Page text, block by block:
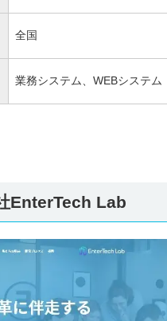
全国
業務システム、WEBシステム
EnterTech Lab